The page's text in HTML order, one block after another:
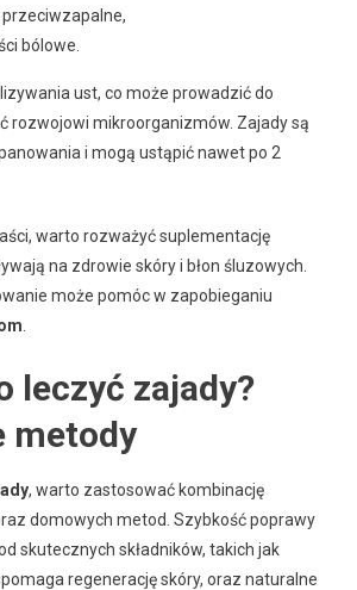
bólowe.
ust, co może prowadzić do
rozwojowi mikroorganizmów. Zajady są
i mogą ustąpić nawet po 2
warto rozważyć suplementację
na zdrowie skóry i błon śluzowych.
może pomóc w zapobieganiu
leczyć zajady?
metody
, warto zastosować kombinację
domowych metod. Szybkość poprawy
skutecznych składników, takich jak
regenerację skóry, oraz naturalne